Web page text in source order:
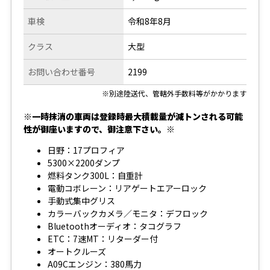
車検
クラス
お問い合わせ番号
令和8年8月
大型
2199
※別途陸送代、管轄外手数料等がかかります
※一時抹消の車両は登録時最大積載量が減トンされる可能
性が御座いますので、御注意下さい。※
日野：17プロフィア
5300×2200ダンプ
燃料タンク300L：自重計
電動コボレーン：リアゲートエアーロック
手動式集中グリス
カラーバックカメラ／モニタ：デフロック
Bluetoothオーディオ：タコグラフ
ETC：7速MT：リターダー付
オートクルーズ
A09Cエンジン：380馬力